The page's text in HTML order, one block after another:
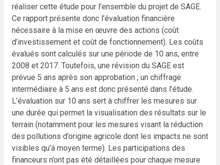
réaliser cette étude pour l’ensemble du projet de SAGE.
Ce rapport présente donc l’évaluation financière
nécessaire à la mise en œuvre des actions (coût
d’investissement et coût de fonctionnement). Les coûts
évalués sont calculés sur une période de 10 ans, entre
2008 et 2017. Toutefois, une révision du SAGE est
prévue 5 ans après son approbation ; un chiffrage
intermédiaire à 5 ans est donc présenté dans l’étude.
L’évaluation sur 10 ans sert à chiffrer les mesures sur
une durée qui permet la visualisation des résultats sur le
terrain (notamment pour les mesures visant la réduction
des pollutions d’origine agricole dont les impacts ne sont
visibles qu’à moyen terme). Les participations des
financeurs n’ont pas été détaillées pour chaque mesure